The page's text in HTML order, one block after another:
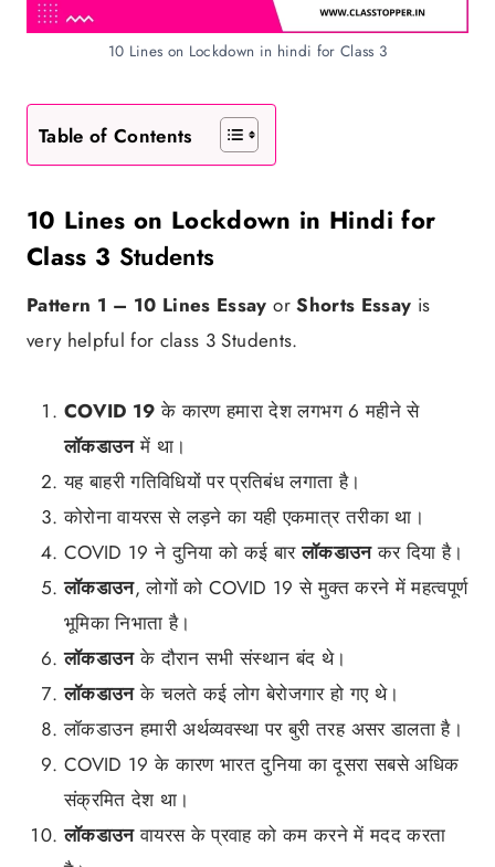
10 Lines on Lockdown in hindi for Class 3
Table of Contents
10 Lines on Lockdown in Hindi for
Class 3 Students
Pattern 1 – 10 Lines EssayorShorts Essay is
very helpful for class 3 Students.
COVID 19 के कारण हमारा देश लगभग 6 महीने से
लॉकडाउनमें था।
यह बाहरी गतिविधियों पर प्रतिबंध लगाता है।
कोरोना वायरस से लड़ने का यही एकमात्र तरीका था।
COVID 19 ने दुनिया को कई बारलॉकडाउनकर दिया है।
लॉकडाउन, लोगों को COVID 19 से मुक्त करने में महत्वपूर्ण
भूमिका निभाता है।
लॉकडाउनके दौरान सभी संस्थान बंद थे।
लॉकडाउनके चलते कई लोग बेरोजगार हो गए थे।
लॉकडाउन हमारी अर्थव्यवस्था पर बुरी तरह असर डालता है।
COVID 19 के कारण भारत दुनिया का दूसरा सबसे अधिक
संक्रमित देश था।
लॉकडाउनवायरस के प्रवाह को कम करने में मदद करता